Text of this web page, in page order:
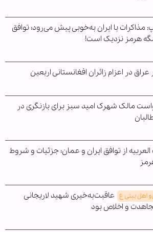
مذاکرات با ایران به‌خوبی پیش می‌رود؛ توافق
هرمز نزدیک است!
عراق در اعزام زائران افغانستانی اربعین
مالک شهرک امید سبز برای بازنگری در
العربیه از توافق ایران و عمان؛ جزئیات و شروط
و اهل بیتی ع عاقبت‌به‌خیری شهید لاریجانی
و اخلاص بود